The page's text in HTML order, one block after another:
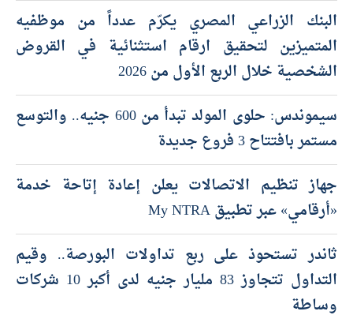
البنك الزراعي المصري يكرّم عدداً من موظفيه
المتميزين لتحقيق ارقام استثنائية في القروض
الشخصية خلال الربع الأول من 2026
سيموندس: حلوى المولد تبدأ من 600 جنيه.. والتوسع
مستمر بافتتاح 3 فروع جديدة
جهاز تنظيم الاتصالات يعلن إعادة إتاحة خدمة
«أرقامي» عبر تطبيق My NTRA
ثاندر تستحوذ على ربع تداولات البورصة.. وقيم
التداول تتجاوز 83 مليار جنيه لدى أكبر 10 شركات
وساطة